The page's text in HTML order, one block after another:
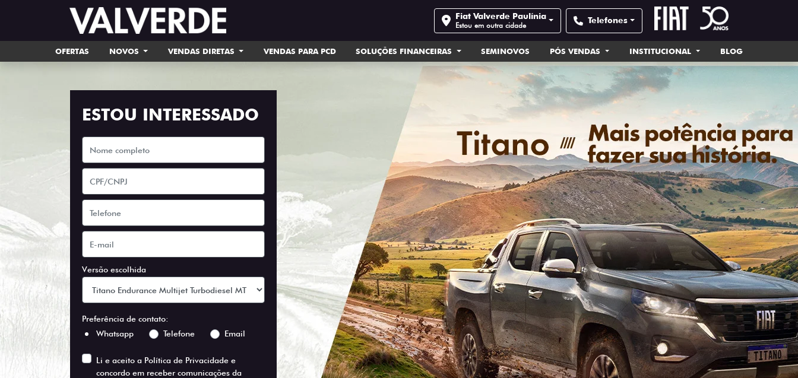
Fiat Valverde Paulínia
Estou em outra cidade Telefones
OFERTAS NOVOS VENDAS DIRETAS VENDAS PARA PCD SOLUÇÕES FINANCEIRAS SEMINOVOS PÓS VENDAS INSTITUCIONAL BLOG
ESTOU INTERESSADO
Versão escolhida
Preferência de contato:
Whatsapp
Telefone Email
Li e aceito a Política de Privacidade e
concordo em receber comunicações da